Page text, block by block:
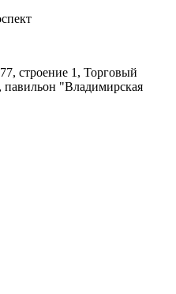
строение 1, Торговый
павильон "Владимирская